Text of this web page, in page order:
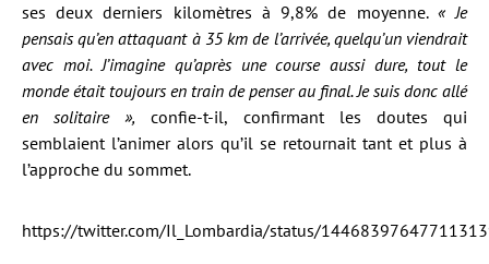
ses deux derniers kilomètres à 9,8% de moyenne. « Je
pensais qu’en attaquant à 35 km de l’arrivée, quelqu’un viendrait
avec moi. J’imagine qu’après une course aussi dure, tout le
monde était toujours en train de penser au final. Je suis donc allé
en solitaire », confie-t-il, confirmant les doutes qui
semblaient l’animer alors qu’il se retournait tant et plus à
l’approche du sommet.
https://twitter.com/Il_Lombardia/status/